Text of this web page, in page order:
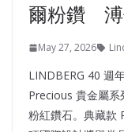
爾粉鑽 溥
May 27, 2026
LINDBERG 40 週
Precious 貴金屬
粉紅鑽石。典藏款